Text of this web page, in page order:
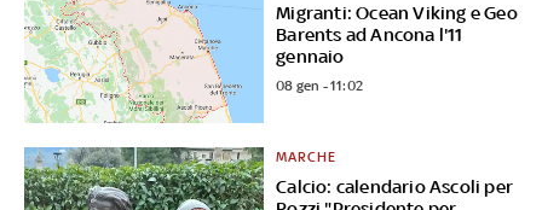
Migranti: Ocean Viking e Geo
Barents ad Ancona l'11
gennaio
08 gen - 11:02
Calcio: calendario Ascoli per
MARCHE